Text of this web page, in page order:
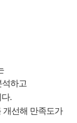
하고
.
개선해 만족도가